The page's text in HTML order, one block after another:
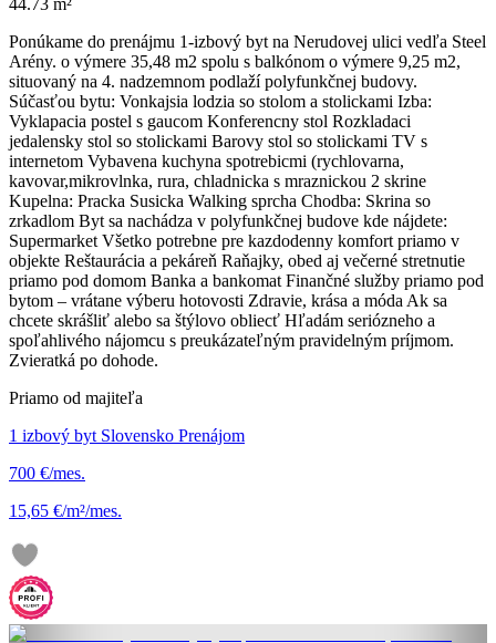
44.73 m²
Ponúkame do prenájmu 1-izbový byt na Nerudovej ulici vedľa Steel
Arény. o výmere 35,48 m2 spolu s balkónom o výmere 9,25 m2,
situovaný na 4. nadzemnom podlaží polyfunkčnej budovy.
Súčasťou bytu: Vonkajsia lodzia so stolom a stolickami Izba:
Vyklapacia postel s gaucom Konferencny stol Rozkladaci
jedalensky stol so stolickami Barovy stol so stolickami TV s
internetom Vybavena kuchyna spotrebicmi (rychlovarna,
kavovar,mikrovlnka, rura, chladnicka s mraznickou 2 skrine
Kupelna: Pracka Susicka Walking sprcha Chodba: Skrina so
zrkadlom Byt sa nachádza v polyfunkčnej budove kde nájdete:
Supermarket Všetko potrebne pre kazdodenny komfort priamo v
objekte Reštaurácia a pekáreň Raňajky, obed aj večerné stretnutie
priamo pod domom Banka a bankomat Finančné služby priamo pod
bytom – vrátane výberu hotovosti Zdravie, krása a móda Ak sa
chcete skrášliť alebo sa štýlovo obliecť Hľadám seriózneho a
spoľahlivého nájomcu s preukázateľným pravidelným príjmom.
Zvieratká po dohode.
Priamo od majiteľa
1 izbový byt Slovensko Prenájom
700 €/mes.
15,65 €/m²/mes.